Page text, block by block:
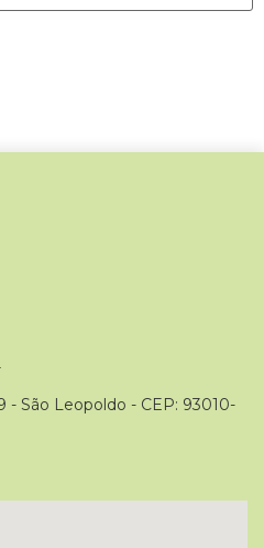
- São Leopoldo - CEP: 93010-